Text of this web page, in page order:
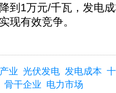
到1万元/千瓦，发电
现有效竞争。
业 光伏发电 发电成本
骨干企业 电力市场